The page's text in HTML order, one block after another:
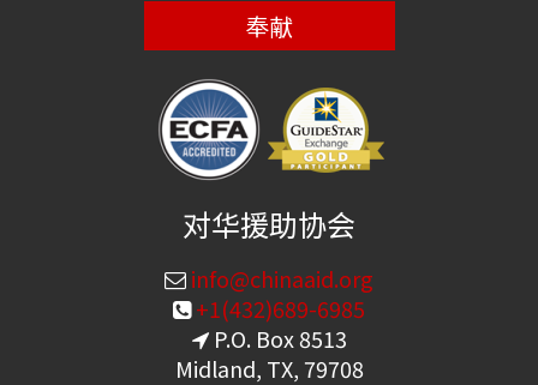
奉献
对华援助协会
info@chinaaid.org
+1(432)689-6985
P.O. Box 8513
Midland, TX, 79708